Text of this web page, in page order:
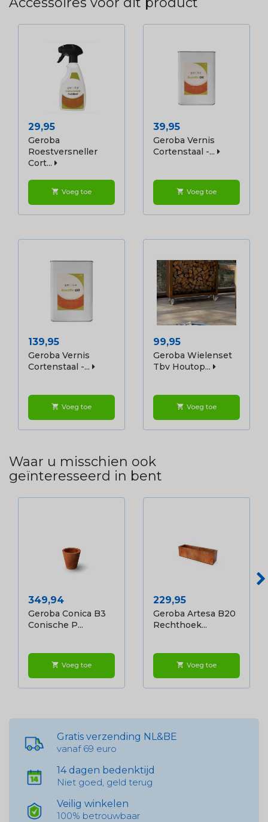
Prijs
29,95
Geroba
Roestversneller
Cort...
shopping_cart Voeg toe
Prijs
39,95
Geroba Vernis
Cortenstaal -...
shopping_cart Voeg toe
Prijs
139,95
Geroba Vernis
Cortenstaal -...
shopping_cart Voeg toe
Prijs
99,95
Geroba Wielenset
Tbv Houtop...
shopping_cart Voeg toe
Waar u misschien ook
geïnteresseerd in bent
Prijs
349,94
Geroba Conica B3
Conische P...
shopping_cart Voeg toe
Prijs
229,95
Geroba Artesa B20
Rechthoek...
shopping_cart Voeg toe
Gratis verzending NL&BE
vanaf 69 euro
14 dagen bedenktijd
Niet goed, geld terug
Veilig winkelen
100% betrouwbaar